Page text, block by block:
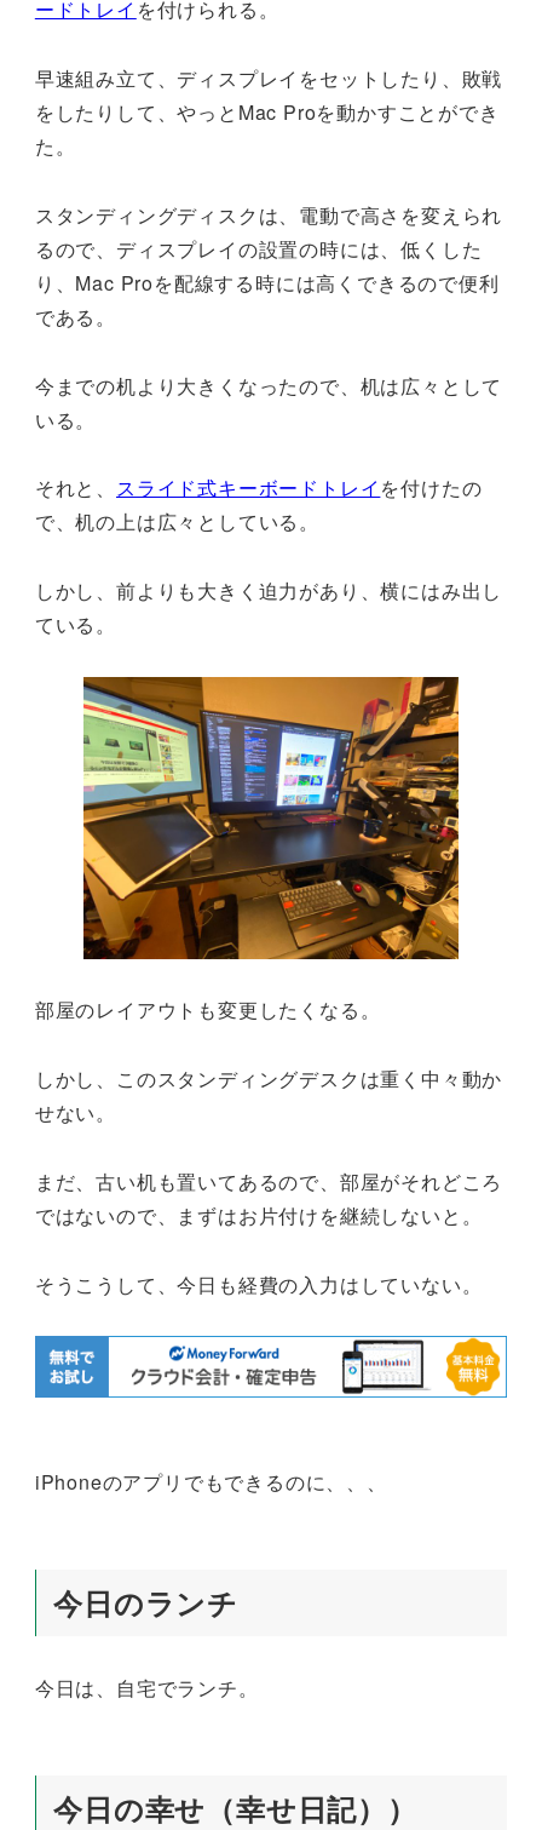
ードトレイ を付けられる。
早速組み立て、ディスプレイをセットしたり、敗戦
をしたりして、やっとMac Proを動かすことができ
た。
スタンディングディスクは、電動で高さを変えられ
るので、ディスプレイの設置の時には、低くした
り、Mac Proを配線する時には高くできるので便利
である。
今までの机より大きくなったので、机は広々として
いる。
それと、 スライド式キーボードトレイ を付けたの
で、机の上は広々としている。
しかし、前よりも大きく迫力があり、横にはみ出し
ている。
部屋のレイアウトも変更したくなる。
しかし、このスタンディングデスクは重く中々動か
せない。
まだ、古い机も置いてあるので、部屋がそれどころ
ではないので、まずはお片付けを継続しないと。
そうこうして、今日も経費の入力はしていない。
iPhoneのアプリでもできるのに、、、
今日のランチ
今日は、自宅でランチ。
今日の幸せ（幸せ日記））